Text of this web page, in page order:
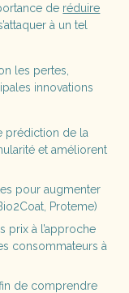
de réduire
à un tel
les pertes,
innovations
prédiction de la
et améliorent
pour augmenter
Proteme)
prix à l’approche
consommateurs à
de comprendre